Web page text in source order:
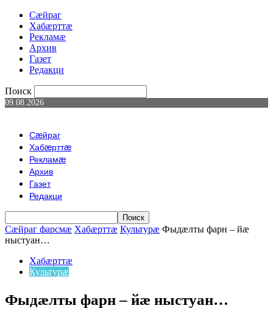
Сæйраг
Хабæрттæ
Рекламæ
Архив
Газет
Редакци
Поиск
09.08.2026
Сæйраг
Хабæрттæ
Рекламæ
Архив
Газет
Редакци
Сæйраг фарсмæ Хабæрттæ Культурæ Фыдæлты фарн – йæ
ныстуан…
Хабæрттæ
Культурæ
Фыдæлты фарн – йæ ныстуан…